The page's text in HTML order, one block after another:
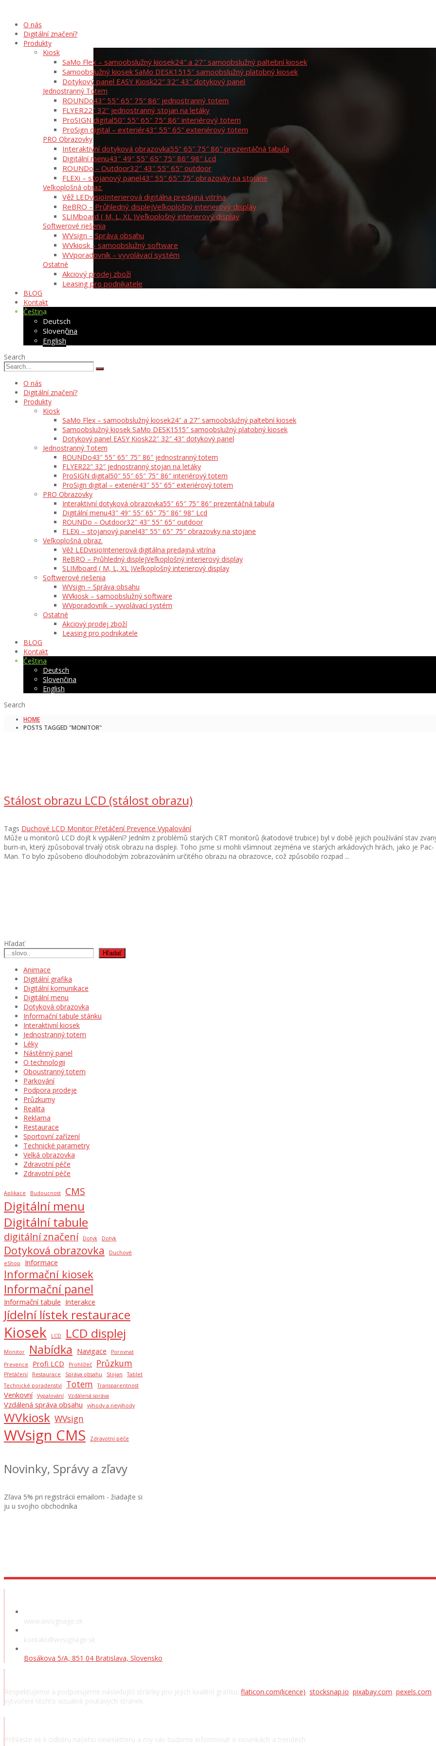
O nás
Digitální značení?
Produkty
Kiosk
SaMo Flex – samoobslužný kiosek24″ a 27″ samoobslužný paltební kiosek
Samoobslužný kiosek SaMo DESK1515″ samoobslužný platobný kiosek
Dotykový panel EASY Kiosk22″ 32″ 43″ dotykový panel
Jednostranný Totem
ROUNDo43″ 55″ 65″ 75″ 86″ jednostranný totem
FLYER22″ 32″ jednostranný stojan na letáky
ProSIGN digital50″ 55″ 65″ 75″ 86″ interiérový totem
ProSign digital – exteriér43″ 55″ 65″ exteriérový totem
PRO Obrazovky
Interaktivní dotyková obrazovka55″ 65″ 75″ 86″ prezentáčná tabuľa
Digitální menu43″ 49″ 55″ 65″ 75″ 86″ 98″ Lcd
ROUNDo – Outdoor32″ 43″ 55″ 65″ outdoor
FLEXi – stojanový panel43″ 55″ 65″ 75″ obrazovky na stojane
Veľkoplošná obraz.
Věž LEDvisioInterierová digitálna predajná vitrína
ReBRO – Průhledný displejVeľkoplošný interierový display
SLIMboard ( M, L, XL )Veľkoplošný interierový display
Softwerové riešenia
WVsign – Správa obsahu
WVkiosk – samoobslužný software
WVporadovník – vyvolávací systém
Ostatné
Akciový prodej zboží
Leasing pro podnikatele
BLOG
Kontakt
Čeština
Deutsch
Slovenčina
English
Search
O nás
Digitální značení?
Produkty
Kiosk
SaMo Flex – samoobslužný kiosek24″ a 27″ samoobslužný paltební kiosek
Samoobslužný kiosek SaMo DESK1515″ samoobslužný platobný kiosek
Dotykový panel EASY Kiosk22″ 32″ 43″ dotykový panel
Jednostranný Totem
ROUNDo43″ 55″ 65″ 75″ 86″ jednostranný totem
FLYER22″ 32″ jednostranný stojan na letáky
ProSIGN digital50″ 55″ 65″ 75″ 86″ interiérový totem
ProSign digital – exteriér43″ 55″ 65″ exteriérový totem
PRO Obrazovky
Interaktivní dotyková obrazovka55″ 65″ 75″ 86″ prezentáčná tabuľa
Digitální menu43″ 49″ 55″ 65″ 75″ 86″ 98″ Lcd
ROUNDo – Outdoor32″ 43″ 55″ 65″ outdoor
FLEXi – stojanový panel43″ 55″ 65″ 75″ obrazovky na stojane
Veľkoplošná obraz.
Věž LEDvisioInterierová digitálna predajná vitrína
ReBRO – Průhledný displejVeľkoplošný interierový display
SLIMboard ( M, L, XL )Veľkoplošný interierový display
Softwerové riešenia
WVsign – Správa obsahu
WVkiosk – samoobslužný software
WVporadovník – vyvolávací systém
Ostatné
Akciový prodej zboží
Leasing pro podnikatele
BLOG
Kontakt
Čeština
Deutsch
Slovenčina
English
Search
HOME
POSTS TAGGED "MONITOR"
Stálost obrazu LCD (stálost obrazu)
Tags Duchové LCD Monitor Přetáčení Prevence Vypalování
Může u monitorů LCD dojít k vypálení? Jedním z problémů starých CRT monitorů (katodové trubice) byl v době jejich používání stav
burn-in, který způsoboval trvalý otisk obrazu na displeji. Toho jsme si mohli všimnout zejména ve starých arkádových hrách, jako je Pac-
Man. To bylo způsobeno dlouhodobým zobrazováním určitého obrazu na obrazovce, což způsobilo rozpad ...
Hľadať
Hľadať
Animace
Digitální grafika
Digitální komunikace
Digitální menu
Dotyková obrazovka
Informační tabule stánku
Interaktivní kiosek
Jednostranný totem
Léky
Nástěnný panel
O technologii
Oboustranný totem
Parkování
Podpora prodeje
Průzkumy
Realita
Reklama
Restaurace
Sportovní zařízení
Technické parametry
Velká obrazovka
Zdravotní péče
Zdravotní péče
Aplikace Budoucnost CMS
Digitální menu
Digitální tabule
digitální značení Dotyk Dotyk
Dotyková obrazovka
Duchové
eShop
Informace
Informační kiosek
Informační panel
Informační tabule Interakce
Jídelní lístek restaurace
Kiosek LCD LCD displej
Monitor Nabídka Navigace
Porovnat
Prevence
Profi LCD Prohlížeč Průzkum
Přetáčení Restaurace Správa obsahu Stojan
Tablet
Technické poradenství
Totem Transparentnost
Venkovní Vypalování Vzdálená správa
Vzdálená správa obsahu výhody a nevýhody
WVkiosk WVsign
WVsign CMS Zdravotní péče
Novinky, Správy a zľavy
Zľava 5% pri registrácii emailom - žiadajte si
ju u svojho obchodníka
www.wvsignage.sk
kontakt@wvsignage.sk
Bosákova 5/A, 851 04 Bratislava, Slovensko
Respektujeme a podporujeme následující stránky pro jejich kvalitní grafiku: flaticon.com(licence), stocksnap.io, pixabay.com, pexels.com
vytvoření těchto vizuálně poutavých stránek.
Přihlaste se k odběru našeho newsletteru a my vás budeme informovat o novinkách a trendech.